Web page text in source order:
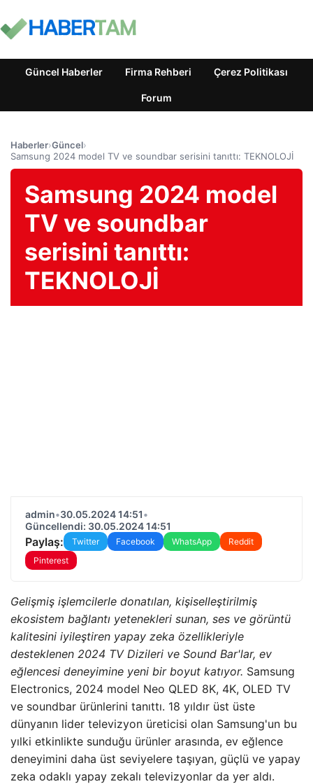
Güncel Haberler Firma Rehberi Çerez Politikası
Forum
Haberler›Güncel›
Samsung 2024 model TV ve soundbar serisini tanıttı: TEKNOLOJİ
Samsung 2024 model
TV ve soundbar
serisini tanıttı:
TEKNOLOJİ
admin•30.05.2024 14:51•
Güncellendi: 30.05.2024 14:51
Paylaş: Twitter Facebook WhatsApp
Reddit
Pinterest
Gelişmiş işlemcilerle donatılan, kişiselleştirilmiş
ekosistem bağlantı yetenekleri sunan, ses ve görüntü
kalitesini iyileştiren yapay zeka özellikleriyle
desteklenen 2024 TV Dizileri ve Sound Bar'lar, ev
eğlencesi deneyimine yeni bir boyut katıyor. Samsung
Electronics, 2024 model Neo QLED 8K, 4K, OLED TV
ve soundbar ürünlerini tanıttı. 18 yıldır üst üste
dünyanın lider televizyon üreticisi olan Samsung'un bu
yılki etkinlikte sunduğu ürünler arasında, ev eğlence
deneyimini daha üst seviyelere taşıyan, güçlü ve yapay
zeka odaklı yapay zekalı televizyonlar da yer aldı.